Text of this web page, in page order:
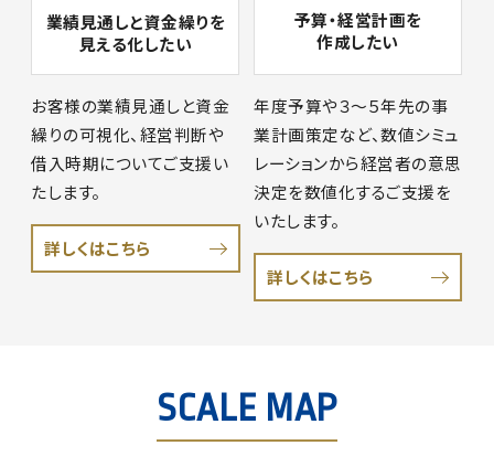
業績見通しと資金繰りを
見える化したい
お客様の業績見通しと資金
繰りの可視化、経営判断や
借入時期についてご支援い
たします。
詳しくはこちら
予算・経営計画を
作成したい
年度予算や３～５年先の事
業計画策定など、数値シミュ
レーションから経営者の意思
決定を数値化するご支援を
いたします。
詳しくはこちら
SCALE MAP